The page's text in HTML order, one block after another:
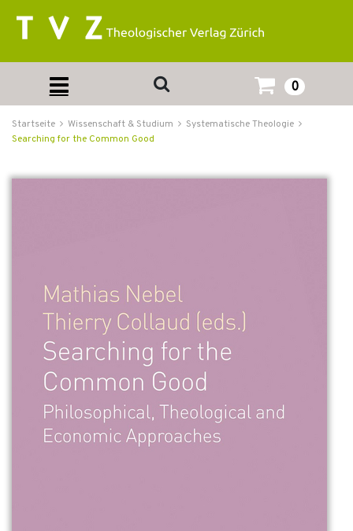
0
Startseite Wissenschaft & Studium
Systematische Theologie
Searching for the Common Good